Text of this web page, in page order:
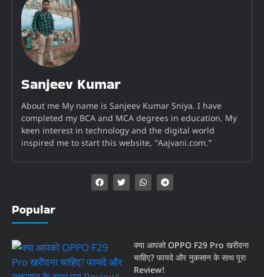
Sanjeev Kumar
About me My name is Sanjeev Kumar Sniya. I have
completed my BCA and MCA degrees in education. My
keen interest in technology and the digital world
inspired me to start this website, “Aajvani.com.”
Popular
क्या आपको OPPO F29 Pro खरीदना
चाहिए? फायदे और नुकसान के साथ पूरा
Review!